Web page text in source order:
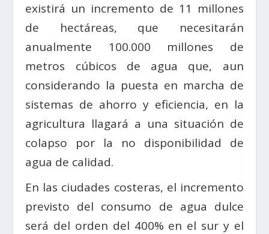
existirá un incremento de 11 millones
de hectáreas, que necesitarán
anualmente 100.000 millones de
metros cúbicos de agua que, aun
considerando la puesta en marcha de
sistemas de ahorro y eficiencia, en la
agricultura llagará a una situación de
colapso por la no disponibilidad de
agua de calidad.
En las ciudades costeras, el incremento
previsto del consumo de agua dulce
será del orden del 400% en el sur y el